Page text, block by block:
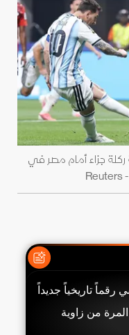
ركلة جزاء أمام مصر في
رقماً تاريخياً جديداً
من زاوية